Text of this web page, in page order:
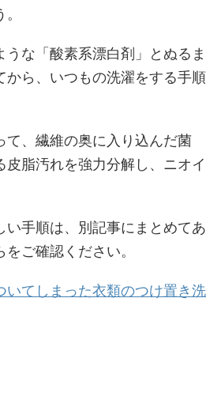
うな「酸素系漂白剤」とぬるま
から、いつもの洗濯をする手順
て、繊維の奥に入り込んだ菌
皮脂汚れを強力分解し、ニオイ
い手順は、別記事にまとめてあ
ご確認ください。
いてしまった衣類のつけ置き洗